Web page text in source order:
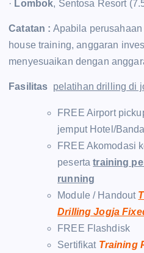
· Lombok, Sentosa Resort
Catatan : Apabila
house training, anggaran
menyesuaikan dengan
Fasilitas pelatihan drilling di
FREE Airport
jemput Hotel/
FREE Akomodasi
pesertatraining
running
Module / Handout
Drilling Jogja
FREE Flashdisk
Sertifikat Training